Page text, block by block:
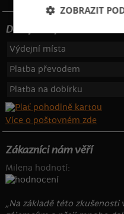
Dotujeme poštovné
Výdejní místa
Platba převodem
Platba na dobírku
Více o poštovném zde
Zákazníci nám věří
Milena hodnotí:
„Na základě této
ZOBRAZIT